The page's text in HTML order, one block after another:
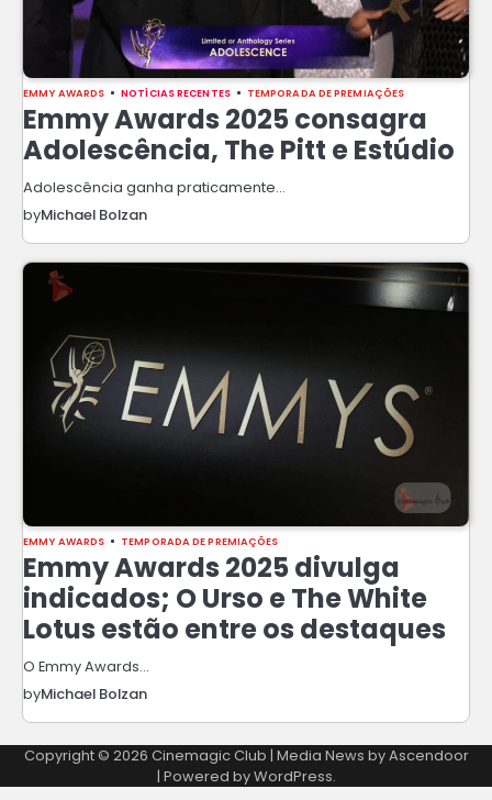
EMMY AWARDS NOTÍCIAS RECENTES TEMPORADA DE PREMIAÇÕES
Emmy Awards 2025 consagra
Adolescência, The Pitt e Estúdio
Adolescência ganha praticamente…
byMichael Bolzan
EMMY AWARDS TEMPORADA DE PREMIAÇÕES
Emmy Awards 2025 divulga
indicados; O Urso e The White
Lotus estão entre os destaques
O Emmy Awards…
byMichael Bolzan
Copyright © 2026 Cinemagic Club | Media News byAscendoor
| Powered byWordPress.